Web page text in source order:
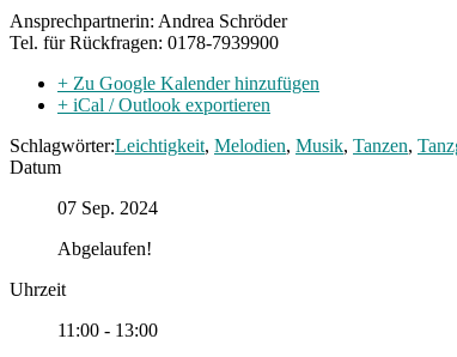
Ansprechpartnerin: Andrea Schröder
Tel. für Rückfragen: 0178-7939900
+ Zu Google Kalender hinzufügen
+ iCal / Outlook exportieren
Schlagwörter:Leichtigkeit, Melodien, Musik, Tanzen,
Datum
07 Sep. 2024
Abgelaufen!
Uhrzeit
11:00 - 13:00